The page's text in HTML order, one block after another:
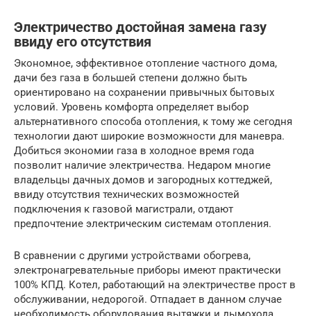
Электричество достойная замена газу
ввиду его отсутствия
Экономное, эффективное отопление частного дома,
дачи без газа в большей степени должно быть
ориентировано на сохранении привычных бытовых
условий. Уровень комфорта определяет выбор
альтернативного способа отопления, к тому же сегодня
технологии дают широкие возможности для маневра.
Добиться экономии газа в холодное время года
позволит наличие электричества. Недаром многие
владельцы дачных домов и загородных коттеджей,
ввиду отсутствия технических возможностей
подключения к газовой магистрали, отдают
предпочтение электрическим системам отопления.
В сравнении с другими устройствами обогрева,
электронагревательные приборы имеют практически
100% КПД. Котел, работающий на электричестве прост в
обслуживании, недорогой. Отпадает в данном случае